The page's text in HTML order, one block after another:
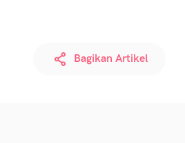
Bagikan Artikel